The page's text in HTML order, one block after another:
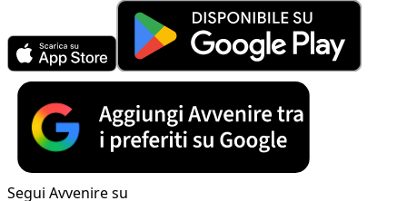
Segui Avvenire su